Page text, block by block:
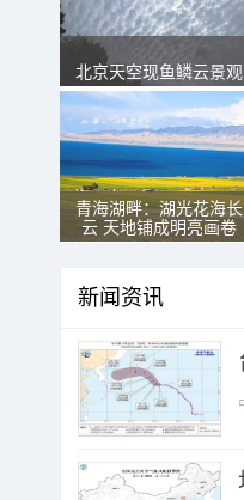
北京天空现鱼鳞云景观
青海湖畔：湖光花海长
云 天地铺成明亮画卷
新闻资讯